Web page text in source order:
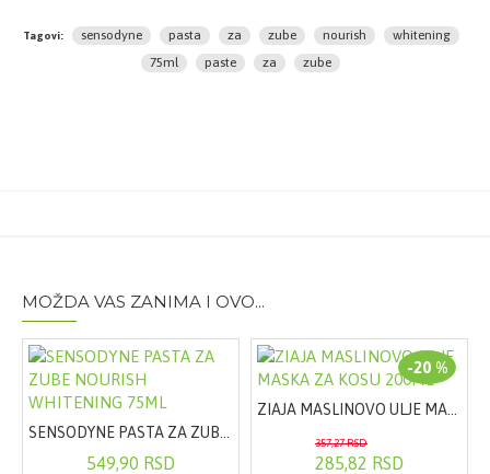
Whitening:Ne prati zube više od dva puta dnevno.
75ml
Tagovi: sensodyne pasta za zube nourish
whitening
75ml
paste za zube
MOŽDA VAS ZANIMA I OVO...
549,90 RSD
-20 %
ZIAJA MASLINOVO ULJE MASKA ZA KOSU 200ML
285,82 RSD
357,27 RSD